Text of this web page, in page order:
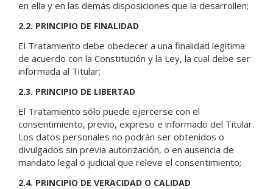
en ella y en las demás disposiciones que la desarrollen;
2.2. PRINCIPIO DE FINALIDAD
El Tratamiento debe obedecer a una finalidad legítima
de acuerdo con la Constitución y la Ley, la cual debe ser
informada al Titular;
2.3. PRINCIPIO DE LIBERTAD
El Tratamiento sólo puede ejercerse con el
consentimiento, previo, expreso e informado del Titular.
Los datos personales no podrán ser obtenidos o
divulgados sin previa autorización, o en ausencia de
mandato legal o judicial que releve el consentimiento;
2.4. PRINCIPIO DE VERACIDAD O CALIDAD